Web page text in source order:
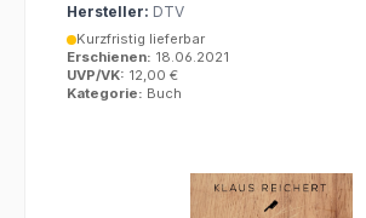
Hersteller: DTV
Kurzfristig lieferbar
Erschienen: 18.06.2021
UVP/VK: 12,00 €
Kategorie: Buch